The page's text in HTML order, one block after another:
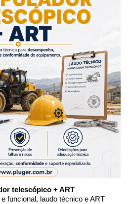
telescópico + ART
funcional, laudo técnico e ART